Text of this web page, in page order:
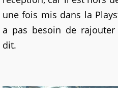
une fois mis dans la
a pas besoin de
dit.